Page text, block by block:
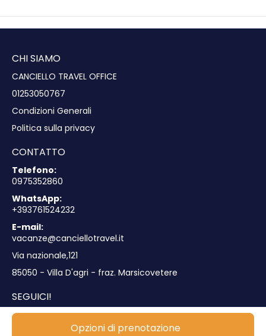
Opzioni di prenotazione
CHI SIAMO
CANCIELLO TRAVEL OFFICE
01253050767
Condizioni Generali
Politica sulla privacy
CONTATTO
Telefono:
0975352860
WhatsApp:
+393761524232
E-mail:
vacanze@canciellotravel.it
Via nazionale,121
85050 - Villa D'agri - fraz. Marsicovetere
SEGUICI!